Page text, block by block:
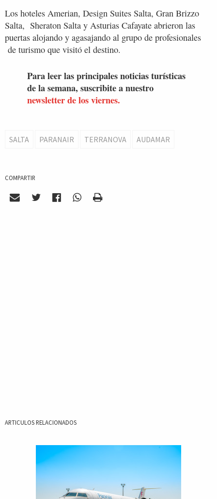
Los hoteles Amerian, Design Suites Salta, Gran Brizzo
Salta, Sheraton Salta y Asturias Cafayate abrieron las
puertas alojando y agasajando al grupo de profesionales
de turismo que visitó el destino.
Para leer las principales noticias turísticas
de la semana, suscribite a nuestro
newsletter de los viernes.
SALTA PARANAIR TERRANOVA AUDAMAR
COMPARTIR
ARTICULOS RELACIONADOS